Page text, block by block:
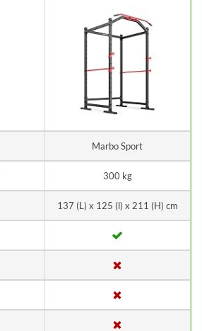
‎Marbo Sport
300 kg
137 (L) x 125 (l) x 211 (H) cm